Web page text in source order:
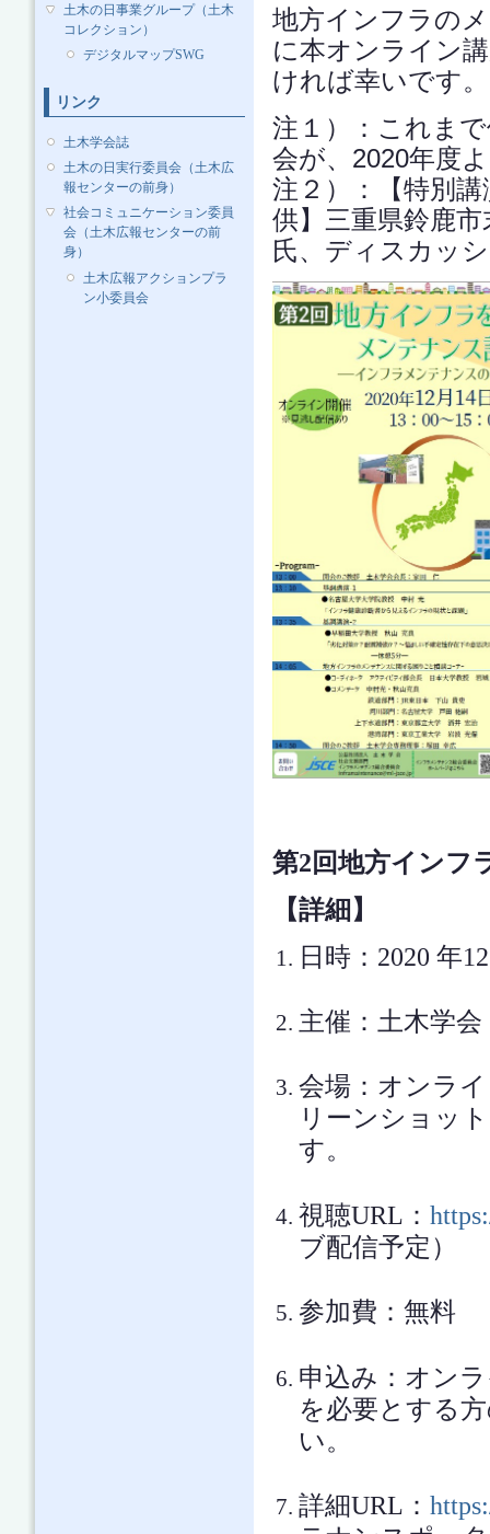
土木の日事業グループ（土木
コレクション）
デジタルマップSWG
リンク
土木学会誌
土木の日実行委員会（土木広
報センターの前身）
社会コミュニケーション委員
会（土木広報センターの前
身）
土木広報アクションプラ
ン小委員会
地方インフラの
に本オンライン
ければ幸いです。
注１）：これま
会が、2020年度
注２）：【特別
供】三重県鈴鹿
氏、ディスカッ
第2回地方インフ
【詳細】
日時：2020 年
主催：土木学
会場：オンラ
リーンショッ
す。
視聴URL：
ブ配信予定）
参加費：無料
申込み：オン
を必要とする
い。
詳細URL：